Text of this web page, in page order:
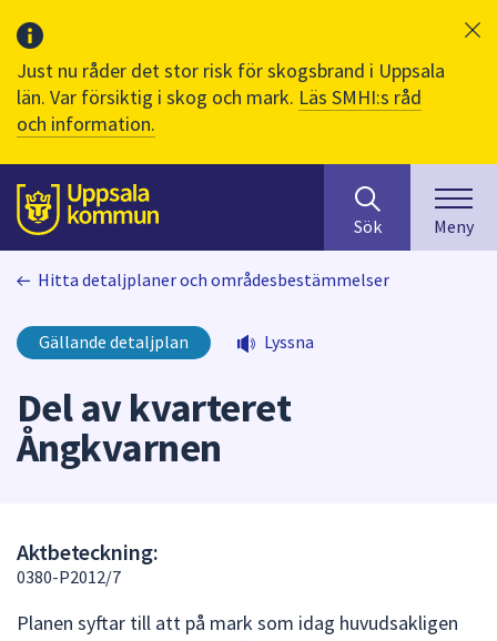
Just nu råder det stor risk för skogsbrand i Uppsala
län. Var försiktig i skog och mark. Läs SMHI:s råd
och information.
Till sidans
huvudinnehåll
efter
innehåll
på
webbplatsen.
Använd
Sök Meny
Hitta detaljplaner och områdesbestämmelser
Gällande detaljplan Lyssna
Del av kvarteret
Ångkvarnen
Aktbeteckning:
0380-P2012/7
Planen syftar till att på mark som idag huvudsakligen